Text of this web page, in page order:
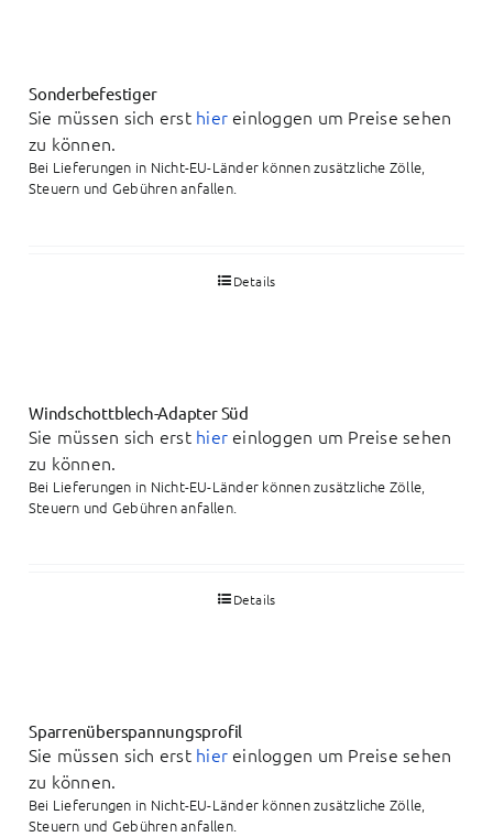
Sonderbefestiger
Sie müssen sich erst hier einloggen um Preise sehen
zu können.
Bei Lieferungen in Nicht-EU-Länder können zusätzliche Zölle,
Steuern und Gebühren anfallen.
Details
Windschottblech-Adapter Süd
Sie müssen sich erst hier einloggen um Preise sehen
zu können.
Bei Lieferungen in Nicht-EU-Länder können zusätzliche Zölle,
Steuern und Gebühren anfallen.
Details
Sparrenüberspannungsprofil
Sie müssen sich erst hier einloggen um Preise sehen
zu können.
Bei Lieferungen in Nicht-EU-Länder können zusätzliche Zölle,
Steuern und Gebühren anfallen.